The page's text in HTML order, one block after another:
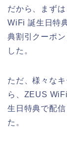
だから、まず
WiFi 誕生日特
典割引クーポ
した。
ただ、様々な
ら、ZEUS
生日特典で配
た。